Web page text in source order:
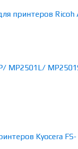
принтеров Ricoh